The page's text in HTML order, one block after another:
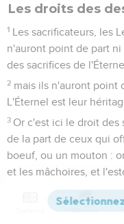
Les droits des
1 Les sacrificateurs, les
n'auront point de part
des sacrifices de
2 mais ils n'auront point
L'Éternel est leur
3 Or c'est ici le droit des
de la part de ceux qui
boeuf, ou un mouton :
et les mâchoires, et
Tu lui donneras les
et de ton huile, et les
Versions